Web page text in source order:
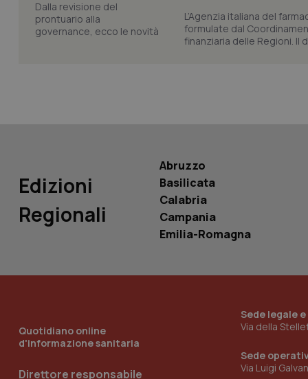
L’Agenzia italiana del
formulate dal
finanziaria delle Regioni. Il
Edizioni
Regionali
Abruzzo
Basilicata
Calabria
Campania
Emilia-Romagna
Quotidiano online
d'informazione sanitaria
Direttore responsabile
Sede legale
Via della
Sede
Via Luigi
_ga_KM60CM4NPH
named-enable